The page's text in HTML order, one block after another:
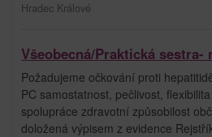
Hradec Králové
Všeobecná/Praktická
Požadujeme očkování proti
PC samostatnost, pečlivost,
spolupráce zdravotní způsobilost
doložená výpisem z evidence